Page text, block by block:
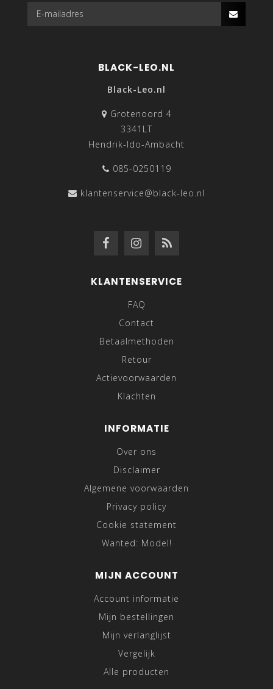
BLACK-LEO.NL
Black-Leo.nl
Grotenoord 4
3341LT
Hendrik-Ido-Ambacht
085-0250119
klantenservice@black-leo.nl
KLANTENSERVICE
FAQ
Contact
Betaalmethoden
Retour
Actievoorwaarden
Klachten
INFORMATIE
Over ons
Disclaimer
Algemene voorwaarden
Privacy policy
Cookie statement
Wanted: Model!
MIJN ACCOUNT
Account informatie
Mijn bestellingen
Mijn verlanglijst
Vergelijk
Alle producten